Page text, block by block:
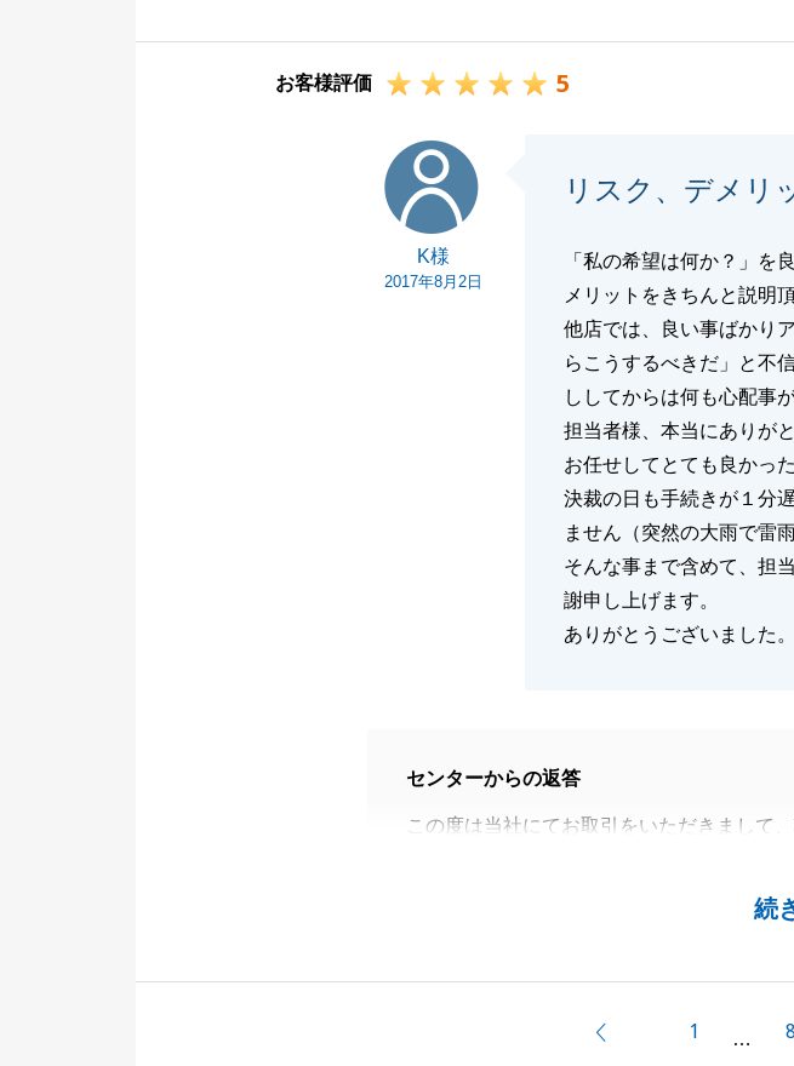
閉じる
お客様評価 5
K様
2017年8月2日
リスク、デメリ
「私の希望は何か？」を
メリットをきちんと説明
他店では、良い事ばかり
らこうするべきだ」と不
ししてからは何も心配事
担当者様、本当にありが
お任せしてとても良かっ
決裁の日も手続きが１分
ません（突然の大雨で雷
そんな事まで含めて、担
謝申し上げます。
ありがとうございました。
続
センターからの返答
この度は当社にてお取引をいただきまして
最初にご売却のご相談いただいてから、諸
的になるまで半年ぐらいお時間がかかりま
なお取引となりました事、重ねて御礼申し上
1 … 8